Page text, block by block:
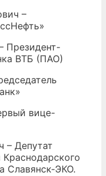
–
Президент-
ВТБ (ПАО)
вице-
– Депутат
Славянск-ЭКО.